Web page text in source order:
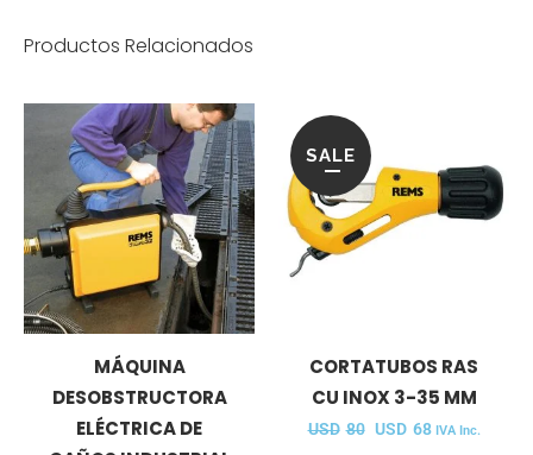
Productos Relacionados
MÁQUINA
DESOBSTRUCTORA
ELÉCTRICA DE
SALE
CORTATUBOS RAS
CU INOX 3-35 MM
USD 80 USD 68 IVA Inc.